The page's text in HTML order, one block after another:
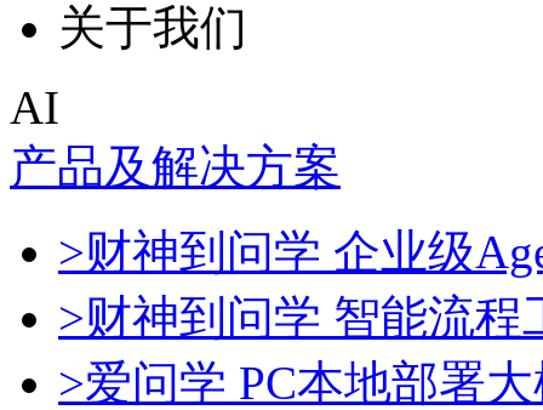
关于我们
AI
产品及解决方案
>财神到问学 企业级
>财神到问学 智能流程
>爱问学 PC本地部署